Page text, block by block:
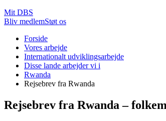
Mit DBS
Bliv medlemStøt os
Forside
Vores arbejde
Internationalt udviklingsarbejde
Disse lande arbejder vi i
Rwanda
Rejsebrev fra Rwanda
Rejsebrev fra Rwanda –